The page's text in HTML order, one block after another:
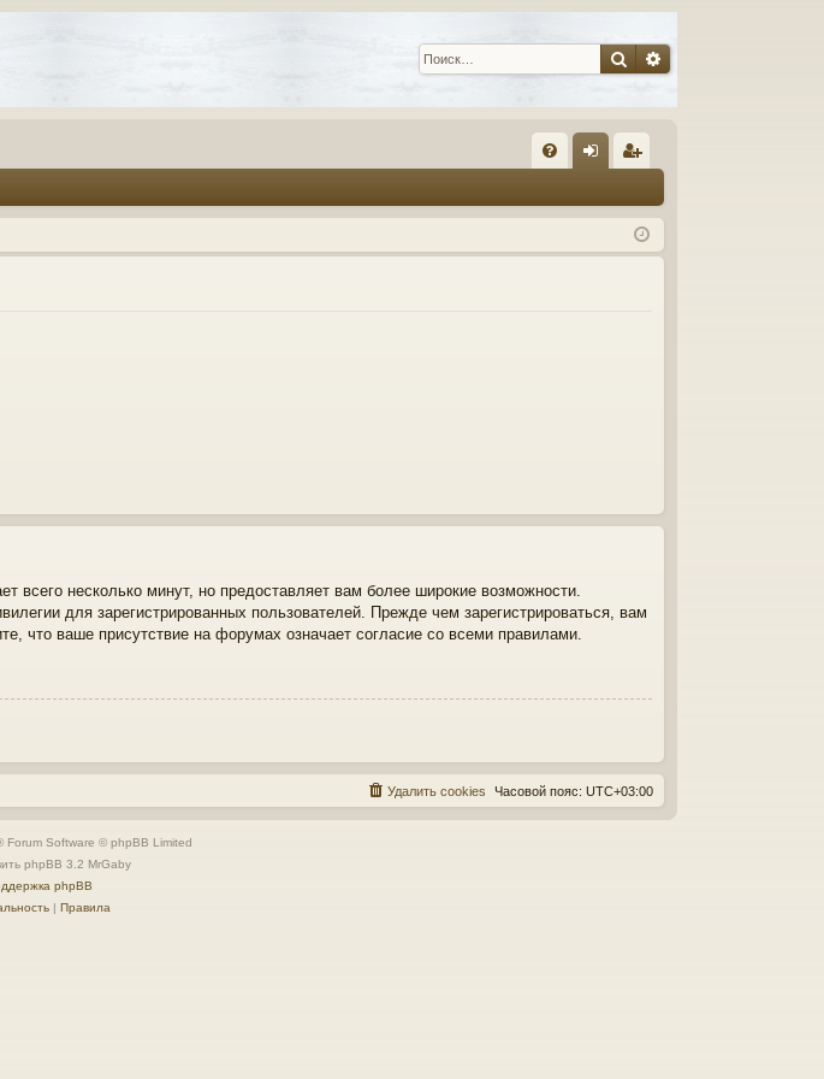
Поиск
С
Q д ис
тр
несколько минут, но предоставляет вам более широкие возможности.
для зарегистрированных пользователей. Прежде чем зарегистрироваться, вам
что ваше присутствие на форумах означает согласие со всеми правилами.
Часовой пояс: UTC+03:00
Удалить cookies
Forum Software © phpBB Limited
phpBB 3.2 MrGaby
phpBB
| Правила